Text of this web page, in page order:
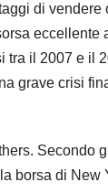
di
tra il 2007 e il
grave crisi
Secondo
borsa di New